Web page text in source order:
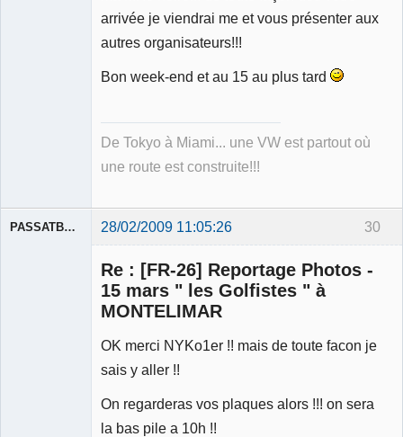
arrivée je viendrai me et vous présenter aux
autres organisateurs!!!
Bon week-end et au 15 au plus tard
De Tokyo à Miami... une VW est partout où
une route est construite!!!
30
PASSATBLANCHE 28/02/2009 11:05:26
Re : [FR-26] Reportage Photos -
15 mars " les Golfistes " à
MONTELIMAR
OK merci NYKo1er !! mais de toute facon je
sais y aller !!
On regarderas vos plaques alors !!! on sera
la bas pile a 10h !!